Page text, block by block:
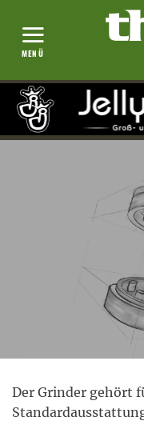
Der Grinder gehört